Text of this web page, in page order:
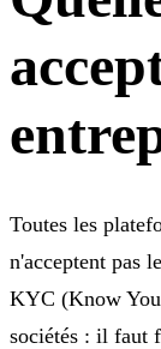
Toutes les
n'acceptent pas
KYC (Know
sociétés : il faut